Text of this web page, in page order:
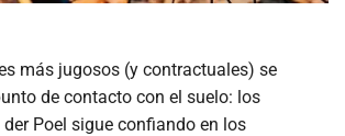
más jugosos (y contractuales) se
de contacto con el suelo: los
Poel sigue confiando en los